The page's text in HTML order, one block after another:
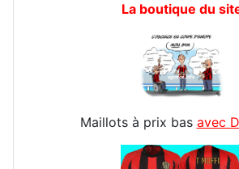
La boutique du
Maillots à prix bas avec